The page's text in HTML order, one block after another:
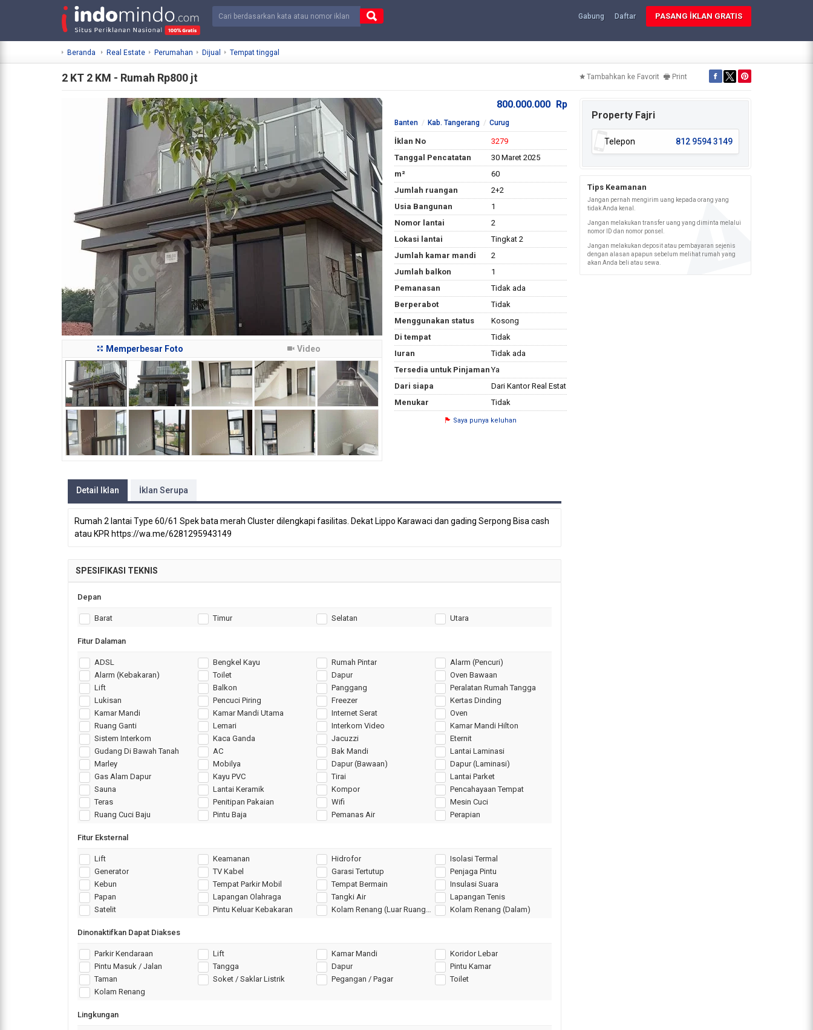
Gabung Daftar PASANG İKLAN GRATIS
Beranda Real Estate Perumahan Dijual Tempat tinggal
2 KT 2 KM - Rumah Rp800 jt Tambahkan ke Favorit Print
Memperbesar Foto Video
800.000.000 Rp
Banten Kab. Tangerang Curug
İklan No
3279
Tanggal Pencatatan
30 Maret 2025
m²
60
Jumlah ruangan
2+2
Usia Bangunan
1
Nomor lantai
2
Lokasi lantai
Tingkat 2
Jumlah kamar mandi
2
Jumlah balkon
1
Pemanasan
Tidak ada
Berperabot
Tidak
Menggunakan status
Kosong
Di tempat
Tidak
Iuran
Tidak ada
Tersedia untuk Pinjaman Ya
Dari siapa
Dari Kantor Real Estat
Menukar
Tidak
Saya punya keluhan
Detail Iklan İklan Serupa
Rumah 2 lantai Type 60/61 Spek bata merah Cluster dilengkapi fasilitas. Dekat Lippo Karawaci dan gading Serpong Bisa cash
atau KPR https://wa.me/6281295943149
SPESIFIKASI TEKNIS
Depan
Barat Timur Selatan Utara
Fitur Dalaman
ADSL Bengkel Kayu Rumah Pintar
Alarm (Pencuri)
Alarm (Kebakaran)
Toilet Dapur
Oven Bawaan
Lift
Balkon Panggang
Peralatan Rumah Tangga
Lukisan
Pencuci Piring Freezer
Kertas Dinding
Kamar Mandi
Kamar Mandi Utama Internet Serat
Oven
Ruang Ganti
Lemari Interkom Video
Kamar Mandi Hilton
Sistem Interkom
Kaca Ganda Jacuzzi
Eternit
Gudang Di Bawah Tanah
AC Bak Mandi
Lantai Laminasi
Marley
Mobilya Dapur (Bawaan)
Dapur (Laminasi)
Gas Alam Dapur
Kayu PVC Tirai
Lantai Parket
Sauna
Lantai Keramik Kompor
Pencahayaan Tempat
Teras
Penitipan Pakaian Wifi
Mesin Cuci
Ruang Cuci Baju
Pintu Baja Pemanas Air Perapian
Fitur Eksternal
Lift Keamanan Hidrofor
Isolasi Termal
Generator
TV Kabel Garasi Tertutup
Penjaga Pintu
Kebun
Tempat Parkir Mobil Tempat Bermain
Insulasi Suara
Papan
Lapangan Olahraga Tangki Air
Lapangan Tenis
Satelit
Pintu Keluar Kebakaran Kolam Renang (Luar Ruangan) Kolam Renang (Dalam)
Dinonaktifkan Dapat Diakses
Parkir Kendaraan Lift Kamar Mandi
Koridor Lebar
Pintu Masuk / Jalan
Tangga Dapur
Pintu Kamar
Taman
Soket / Saklar Listrik Pegangan / Pagar
Toilet
Kolam Renang
Lingkungan
Property Fajri
Telepon 812 9594 3149
Tips Keamanan
Jangan pernah mengirim uang kepada orang yang
tidak Anda kenal.
Jangan melakukan transfer uang yang diminta melalui
nomor ID dan nomor ponsel.
Jangan melakukan deposit atau pembayaran sejenis
dengan alasan apapun sebelum melihat rumah yang
akan Anda beli atau sewa.